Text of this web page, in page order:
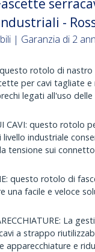
-
| Garanzia di 2
questo rotolo di
per cavi tagliate e
legati all'uso
CAVI: questo rotolo
industriale
tensione sui
questo rotolo di
una facile e veloce
La
a strappo
apparecchiature e